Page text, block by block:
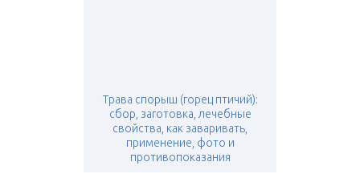
Трава спорыш (горец птичий):
сбор, заготовка, лечебные
свойства, как заваривать,
применение, фото и
противопоказания